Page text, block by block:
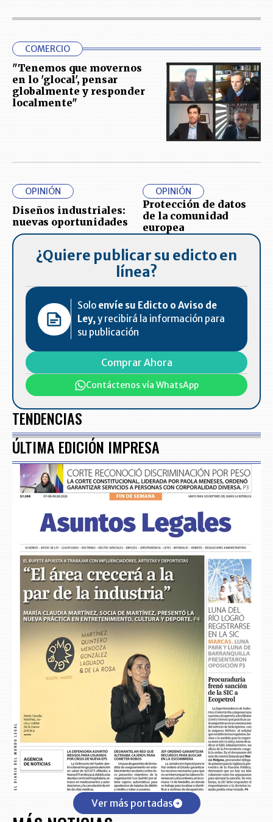
COMERCIO
"Tenemos que movernos
en lo 'glocal', pensar
globalmente y responder
localmente"
OPINIÓN
Diseños industriales:
nuevas oportunidades
OPINIÓN
Protección de datos
de la comunidad
europea
¿Quiere publicar su edicto en
línea?
Solo envíe su Edicto o Aviso de
Ley,y recibirá la información para
su publicación
Comprar Ahora
Contáctenos vía WhatsApp
TENDENCIAS
ÚLTIMA EDICIÓN IMPRESA
Ver más portadas